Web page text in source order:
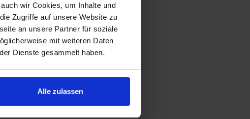
wir Cookies, um Inhalte und
Zugriffe auf unsere Website zu
an unsere Partner für soziale
mit weiteren Daten
Dienste gesammelt haben.
Alle zulassen